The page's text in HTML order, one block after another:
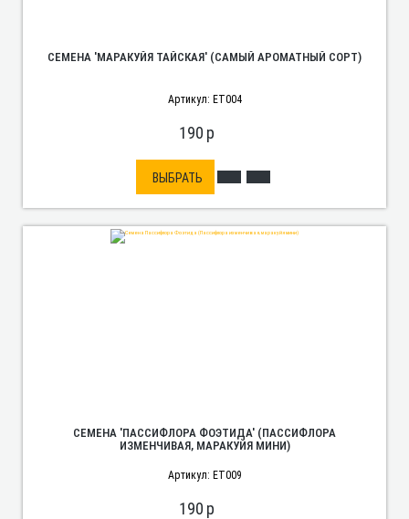
СЕМЕНА 'МАРАКУЙЯ ТАЙСКАЯ' (САМЫЙ АРОМАТНЫЙ СОРТ)
Артикул: ET004
190 p
ВЫБРАТЬ
СЕМЕНА 'ПАССИФЛОРА ФОЭТИДА' (ПАССИФЛОРА
ИЗМЕНЧИВАЯ, МАРАКУЙЯ МИНИ)
Артикул: ET009
190 p